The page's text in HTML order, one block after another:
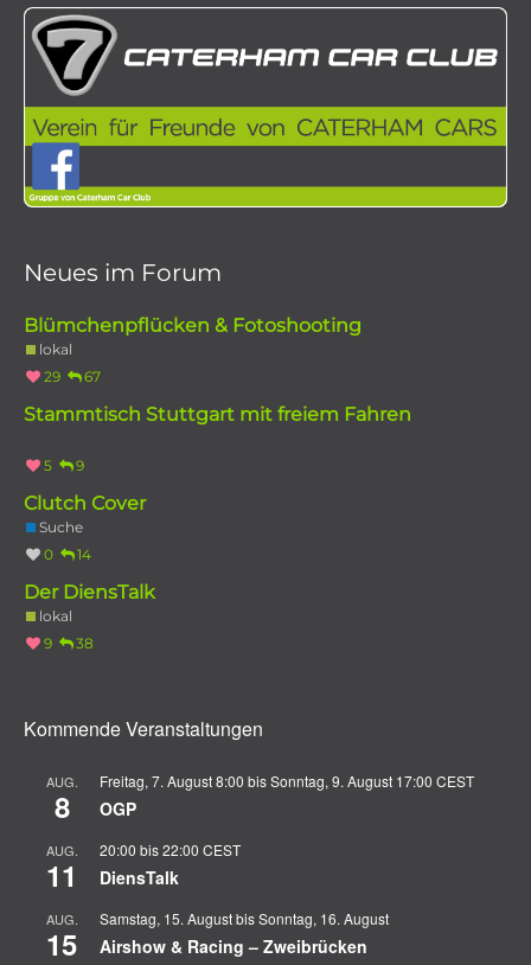
Neues im Forum
Blümchenpflücken & Fotoshooting
lokal
29 67
Stammtisch Stuttgart mit freiem Fahren
5 9
Clutch Cover
Suche
0 14
Der DiensTalk
lokal
9 38
Kommende Veranstaltungen
AUG.
8
Freitag, 7. August 8:00 bisSonntag, 9. August 17:00 CEST
OGP
AUG.
11
20:00 bis22:00 CEST
DiensTalk
AUG.
15
Samstag, 15. AugustbisSonntag, 16. August
Airshow & Racing – Zweibrücken